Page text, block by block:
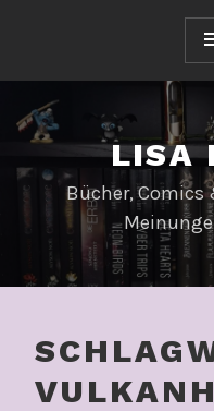
LISA
Bücher, Comics